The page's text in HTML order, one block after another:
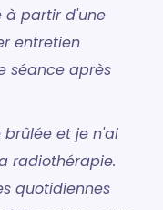
à partir d'une
entretien
séance après
et je n'ai
radiothérapie.
quotidiennes